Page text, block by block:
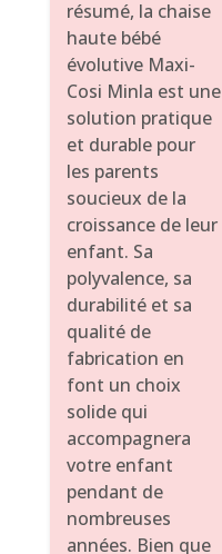
résumé, la chaise
haute bébé
évolutive Maxi-
Cosi Minla est une
solution pratique
et durable pour
les parents
soucieux de la
croissance de leur
enfant. Sa
polyvalence, sa
durabilité et sa
qualité de
fabrication en
font un choix
solide qui
accompagnera
votre enfant
pendant de
nombreuses
années. Bien que